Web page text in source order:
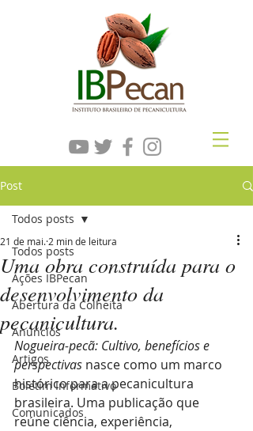
Post
Todos posts
Ações IBPecan
Abertura da Colheita
Anúncios
Artigos
Boletim Informativo
Comunicados
Todos posts
Uma obra construída para o
desenvolvimento da
pecanicultura.
21 de mai. 2 min de leitura
Nogueira-pecã: Cultivo, benefícios e
perspectivas nasce como um marco
histórico para a pecanicultura
brasileira. Uma publicação que
reúne ciência, experiência,